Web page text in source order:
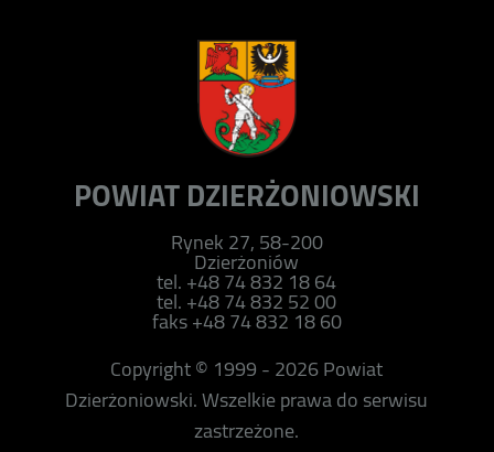
POWIAT DZIERŻONIOWSKI
Rynek 27, 58-200
Dzierżoniów
tel. +48 74 832 18 64
tel. +48 74 832 52 00
faks +48 74 832 18 60
Copyright © 1999 - 2026 Powiat
Dzierżoniowski. Wszelkie prawa do serwisu
zastrzeżone.